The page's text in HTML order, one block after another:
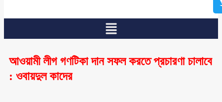
আওয়ামী লীগ গণটিকা দান সফল করতে প্রচারণা চালাবে
: ওবায়দুল কাদের